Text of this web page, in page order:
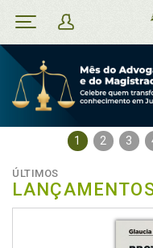
1 2 3
ÚLTIMOS